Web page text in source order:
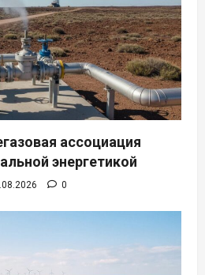
ассоциация
энергетикой
0